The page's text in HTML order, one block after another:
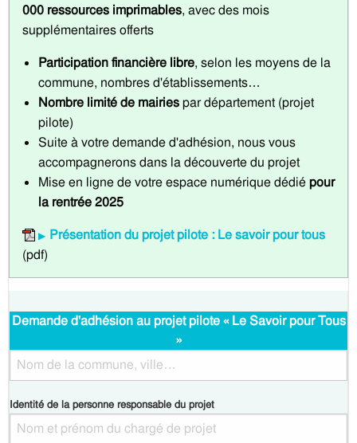
000 ressources imprimables, avec des mois
supplémentaires offerts
Participation financière libre, selon les moyens de la
commune, nombres d'établissements…
Nombre limité de mairiespar département (projet
pilote)
Suite à votre demande d'adhésion, nous vous
accompagnerons dans la découverte du projet
Mise en ligne de votre espace numérique dédiépour
la rentrée 2025
Présentation du projet pilote : Le savoir pour tous
(pdf)
Demande d'adhésion au projet pilote « Le Savoir pour Tous
»
Identité de la personne responsable du projet